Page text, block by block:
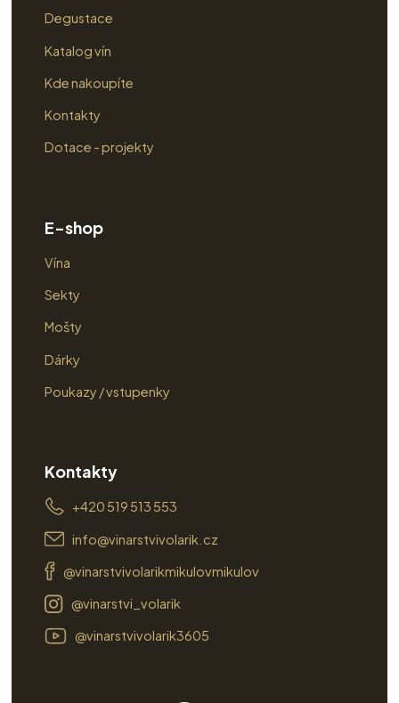
Degustace
Katalog vín
Kde nakoupíte
Kontakty
Dotace - projekty
E-shop
Vína
Sekty
Mošty
Dárky
Poukazy / vstupenky
Kontakty
+420 519 513 553
info@vinarstvivolarik.cz
@vinarstvivolarikmikulovmikulov
@vinarstvi_volarik
@vinarstvivolarik3605